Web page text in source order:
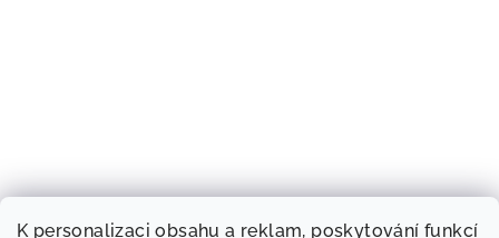
K personalizaci obsahu a reklam, poskytování funkcí